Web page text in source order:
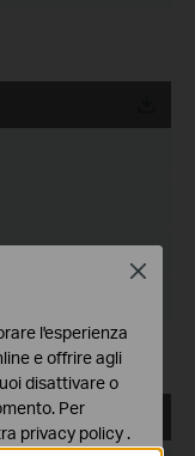
2008 64bits
l'esperienza
e offrire agli
disattivare o
Per
privacy policy .
Close